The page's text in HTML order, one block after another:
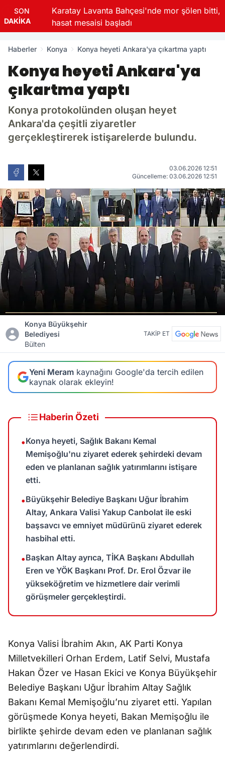
SON
DAKİKA
Karatay Lavanta Bahçesi'nde mor şölen bitti,
hasat mesaisi başladı
Haberler Konya Konya heyeti Ankara'ya çıkartma yaptı
Konya heyeti Ankara'ya
çıkartma yaptı
Konya protokolünden oluşan heyet
Ankara'da çeşitli ziyaretler
gerçekleştirerek istişarelerde bulundu.
03.06.2026 12:51
Güncelleme: 03.06.2026 12:51
Konya Büyükşehir
Belediyesi
Bülten
TAKİP ET
Yeni Meram kaynağını Google'da tercih edilen
kaynak olarak ekleyin!
Haberin Özeti
•Konya heyeti, Sağlık Bakanı Kemal
Memişoğlu'nu ziyaret ederek şehirdeki devam
eden ve planlanan sağlık yatırımlarını istişare
etti.
•Büyükşehir Belediye Başkanı Uğur İbrahim
Altay, Ankara Valisi Yakup Canbolat ile eski
başsavcı ve emniyet müdürünü ziyaret ederek
hasbihal etti.
•Başkan Altay ayrıca, TİKA Başkanı Abdullah
Eren ve YÖK Başkanı Prof. Dr. Erol Özvar ile
yükseköğretim ve hizmetlere dair verimli
görüşmeler gerçekleştirdi.
Konya Valisi İbrahim Akın, AK Parti Konya
Milletvekilleri Orhan Erdem, Latif Selvi, Mustafa
Hakan Özer ve Hasan Ekici ve Konya Büyükşehir
Belediye Başkanı Uğur İbrahim Altay Sağlık
Bakanı Kemal Memişoğlu’nu ziyaret etti. Yapılan
görüşmede Konya heyeti, Bakan Memişoğlu ile
birlikte şehirde devam eden ve planlanan sağlık
yatırımlarını değerlendirdi.